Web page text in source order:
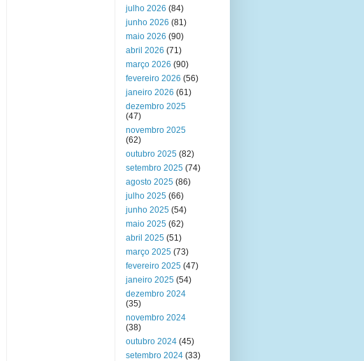
julho 2026 (84)
junho 2026 (81)
maio 2026 (90)
abril 2026 (71)
março 2026 (90)
fevereiro 2026 (56)
janeiro 2026 (61)
dezembro 2025
(47)
novembro 2025
(62)
outubro 2025 (82)
setembro 2025 (74)
agosto 2025 (86)
julho 2025 (66)
junho 2025 (54)
maio 2025 (62)
abril 2025 (51)
março 2025 (73)
fevereiro 2025 (47)
janeiro 2025 (54)
dezembro 2024
(35)
novembro 2024
(38)
outubro 2024 (45)
setembro 2024 (33)